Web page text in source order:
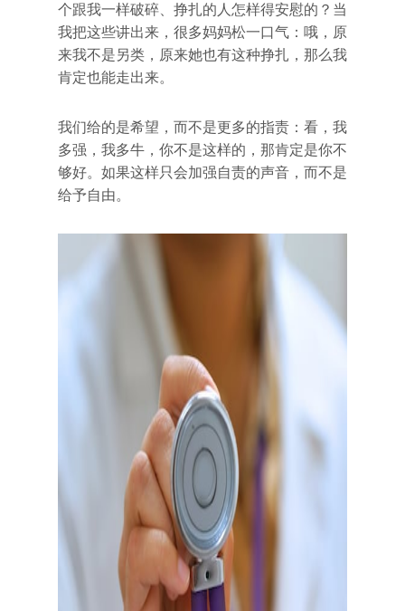
个跟我一样破碎、挣扎的人怎样得安慰的？当
我把这些讲出来，很多妈妈松一口气：哦，原
来我不是另类，原来她也有这种挣扎，那么我
肯定也能走出来。
我们给的是希望，而不是更多的指责：看，我
多强，我多牛，你不是这样的，那肯定是你不
够好。如果这样只会加强自责的声音，而不是
给予自由。